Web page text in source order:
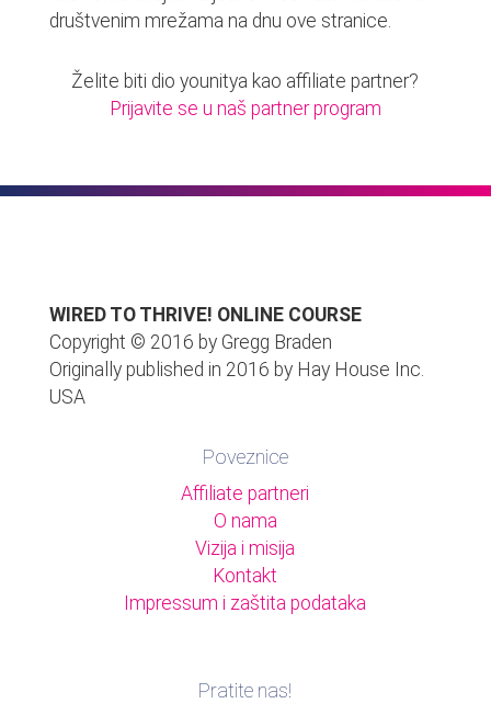
društvenim mrežama na dnu ove stranice.
Želite biti dio younitya kao affiliate partner?
Prijavite se u naš partner program
WIRED TO THRIVE! ONLINE COURSE
Copyright © 2016 by Gregg Braden
Originally published in 2016 by Hay House Inc.
USA
Poveznice
Affiliate partneri
O nama
Vizija i misija
Kontakt
Impressum i zaštita podataka
Pratite nas!